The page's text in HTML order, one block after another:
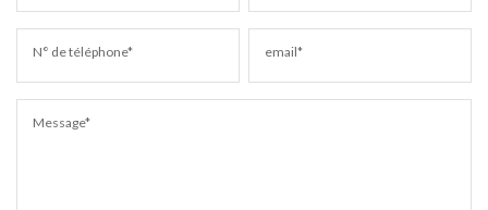
N° de téléphone* email*
Message*